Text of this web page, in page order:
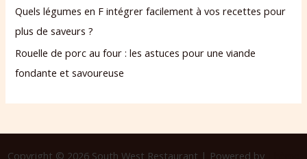
Quels légumes en F intégrer facilement à vos recettes pour
plus de saveurs ?
Rouelle de porc au four : les astuces pour une viande
fondante et savoureuse
Copyright © 2026 South West Restaurant | Powered by